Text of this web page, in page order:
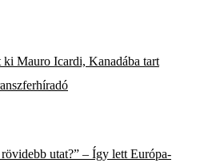
Mauro Icardi, Kanadába tart
utat?” – Így lett Európa-